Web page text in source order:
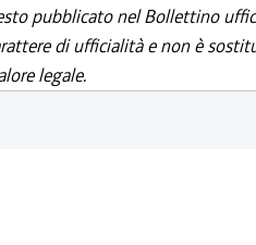
pubblicato nel Bollettino
di ufficialità e non è
legale.